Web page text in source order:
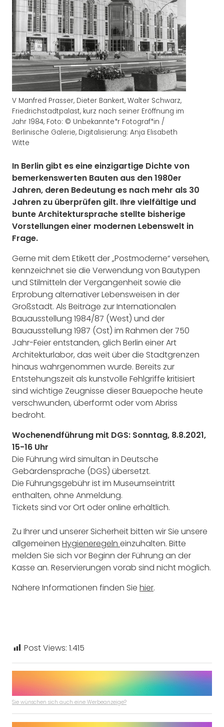
V Manfred Prasser, Dieter Bankert, Walter Schwarz,
Friedrichstadtpalast, kurz nach seiner Eröffnung im
Jahr 1984, Foto: © Unbekannte*r Fotograf*in /
Berlinische Galerie, Digitalisierung: Anja Elisabeth
Witte
In Berlin gibt es eine einzigartige Dichte von
bemerkenswerten Bauten aus den 1980er
Jahren, deren Bedeutung es nach mehr als 30
Jahren zu überprüfen gilt. Ihre vielfältige und
bunte Architektursprache stellte bisherige
Vorstellungen einer modernen Lebenswelt in
Frage.
Gerne mit dem Etikett der „Postmoderne“ versehen,
kennzeichnet sie die Verwendung von Bautypen
und Stilmitteln der Vergangenheit sowie die
Erprobung alternativer Lebensweisen in der
Großstadt. Als Beiträge zur Internationalen
Bauausstellung 1984/87 (West) und der
Bauausstellung 1987 (Ost) im Rahmen der 750
Jahr-Feier entstanden, glich Berlin einer Art
Architekturlabor, das weit über die Stadtgrenzen
hinaus wahrgenommen wurde. Bereits zur
Entstehungszeit als kunstvolle Fehlgriffe kritisiert
sind wichtige Zeugnisse dieser Bauepoche heute
verschwunden, überformt oder vom Abriss
bedroht.
Wochenendführung mit DGS: Sonntag, 8.8.2021,
15-16 Uhr
Die Führung wird simultan in Deutsche
Gebärdensprache (DGS) übersetzt.
Die Führungsgebühr ist im Museumseintritt
enthalten, ohne Anmeldung.
Tickets sind vor Ort oder online erhältlich.
Zu Ihrer und unserer Sicherheit bitten wir Sie unsere
allgemeinen Hygieneregeln einzuhalten. Bitte
melden Sie sich vor Beginn der Führung an der
Kasse an. Reservierungen vorab sind nicht möglich.
Nähere Informationen finden Sie hier.
Post Views: 1.415
Sie wünschen sich auch eine Werbeanzeige?